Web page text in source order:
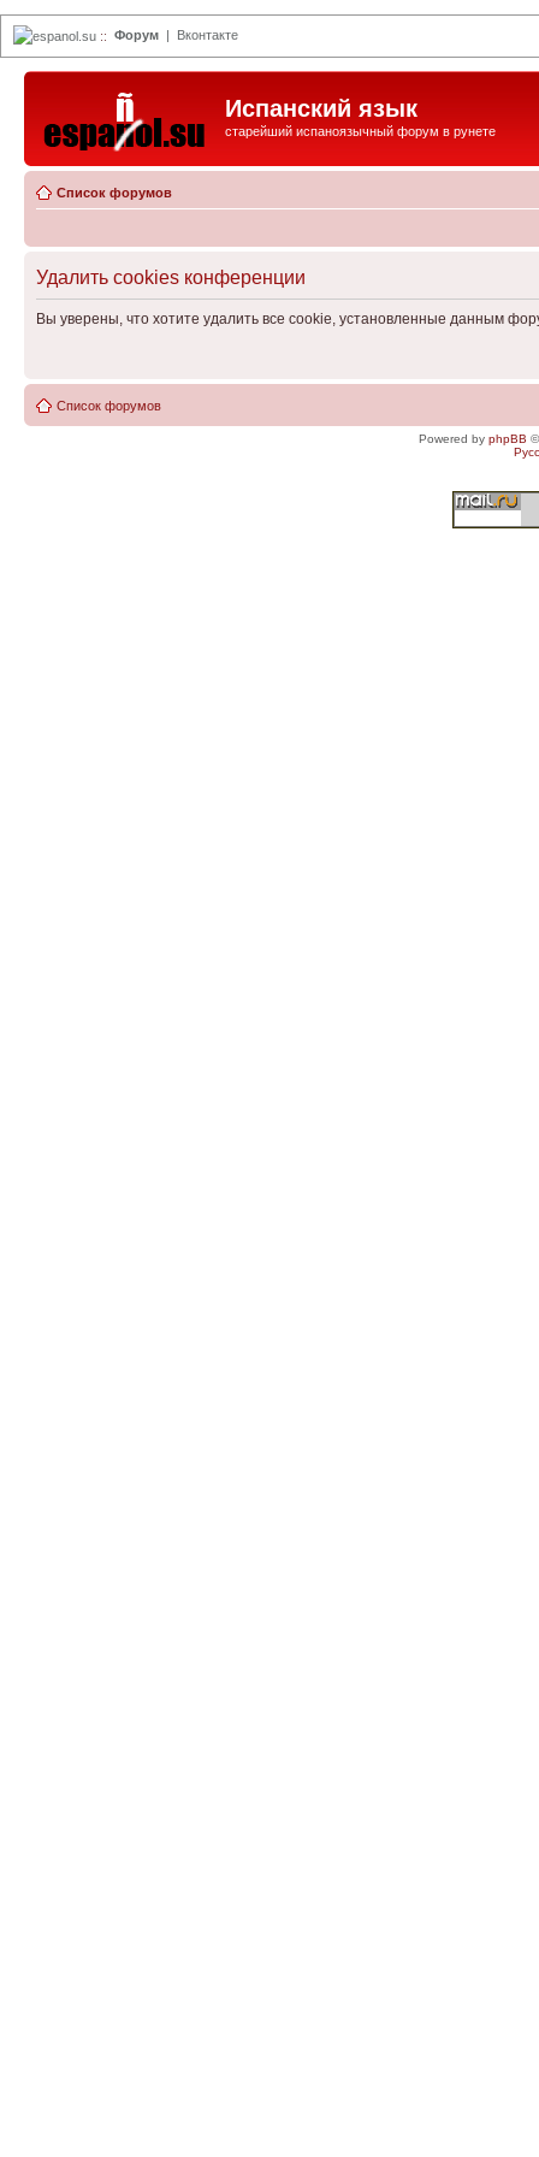
espanol.su :: Форум | Вконтакте
Испанский язык
старейший испаноязычный форум в рунете
Список форумов
Удалить cookies конференции
Вы уверены, что хотите удалить все cookie, установленные данным
Список форумов
Powered by phpBB